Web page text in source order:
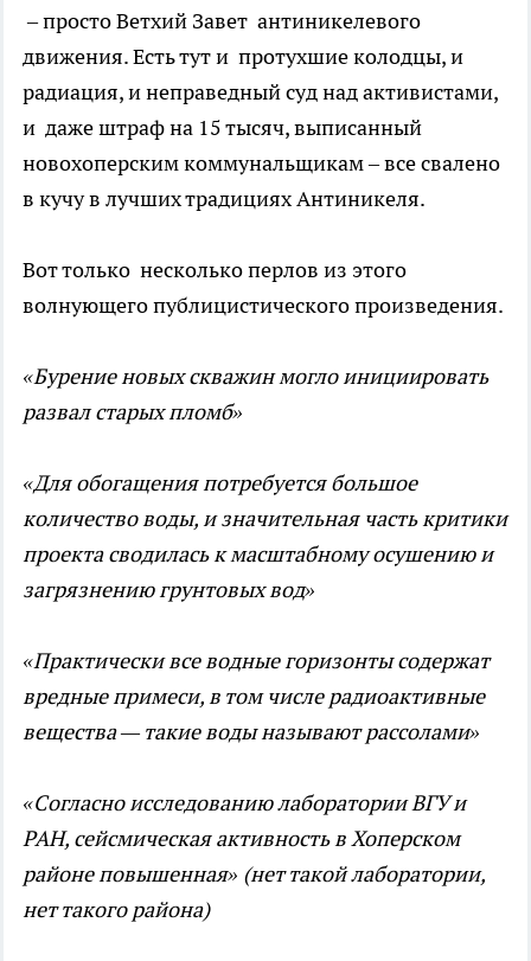
– просто Ветхий Завет антиникелевого
движения. Есть тут и протухшие колодцы, и
радиация, и неправедный суд над активистами,
и даже штраф на 15 тысяч, выписанный
новохоперским коммунальщикам – все свалено
в кучу в лучших традициях Антиникеля.
Вот только несколько перлов из этого
волнующего публицистического произведения.
«Бурение новых скважин могло инициировать
развал старых пломб»
«Для обогащения потребуется большое
количество воды, и значительная часть критики
проекта сводилась к масштабному осушению и
загрязнению грунтовых вод»
«Практически все водные горизонты содержат
вредные примеси, в том числе радиоактивные
вещества — такие воды называют рассолами»
«Согласно исследованию лаборатории ВГУ и
РАН, сейсмическая активность в Хоперском
районе повышенная» (нет такой лаборатории,
нет такого района)